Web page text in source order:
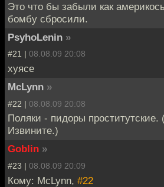
Это что бы забыли как
бомбу сбросили.
PsyhoLenin »
#21 | 08.08.09 20:08
хуясе
McLynn »
#22 | 08.08.09 20:08
Поляки - пидоры проститутские.
Извините.)
Goblin »
#23 | 08.08.09 20:09
Кому: McLynn, #22